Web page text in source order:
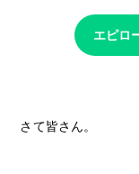
エピロ
さて皆さん。